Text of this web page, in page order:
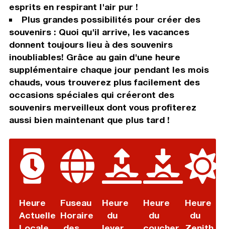
esprits en respirant l'air pur !
Plus grandes possibilités pour créer des
souvenirs : Quoi qu'il arrive, les vacances
donnent toujours lieu à des souvenirs
inoubliables! Grâce au gain d'une heure
supplémentaire chaque jour pendant les mois
chauds, vous trouverez plus facilement des
occasions spéciales qui créeront des
souvenirs merveilleux dont vous profiterez
aussi bien maintenant que plus tard !
Heure
Actuelle
Fuseau
Horaire
Heure
du
Heure
du
Heure
du